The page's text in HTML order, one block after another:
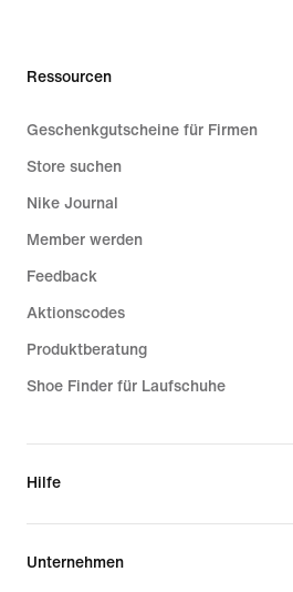
Ressourcen
Geschenkgutscheine für Firmen
Store suchen
Nike Journal
Member werden
Feedback
Aktionscodes
Produktberatung
Shoe Finder für Laufschuhe
Hilfe
Unternehmen